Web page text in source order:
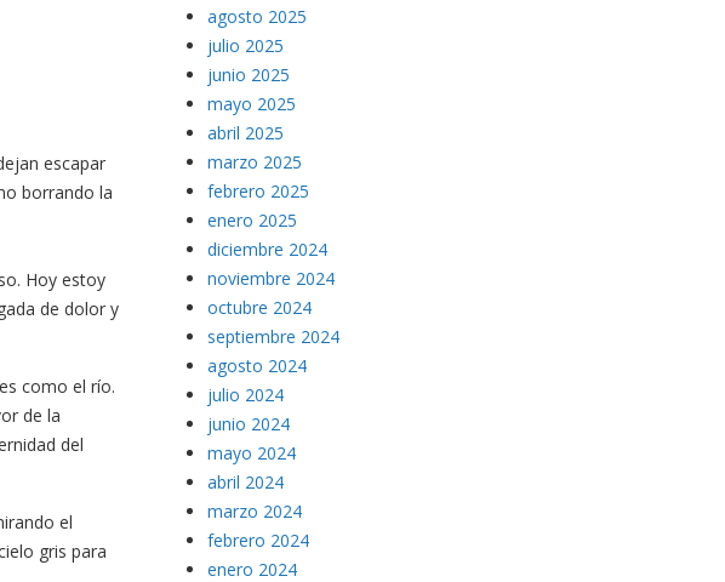
escapar
borrando la
Hoy estoy
de dolor y
como el río.
de la
del
el
gris para
agosto 2025
julio 2025
junio 2025
mayo 2025
abril 2025
marzo 2025
febrero 2025
enero 2025
diciembre 2024
noviembre 2024
octubre 2024
septiembre 2024
agosto 2024
julio 2024
junio 2024
mayo 2024
abril 2024
marzo 2024
febrero 2024
enero 2024